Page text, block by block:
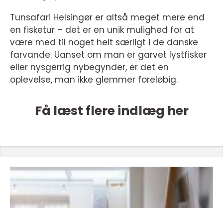
Tunsafari Helsingør er altså meget mere end
en fisketur – det er en unik mulighed for at
være med til noget helt særligt i de danske
farvande. Uanset om man er garvet lystfisker
eller nysgerrig nybegynder, er det en
oplevelse, man ikke glemmer foreløbig.
Få læst flere indlæg her